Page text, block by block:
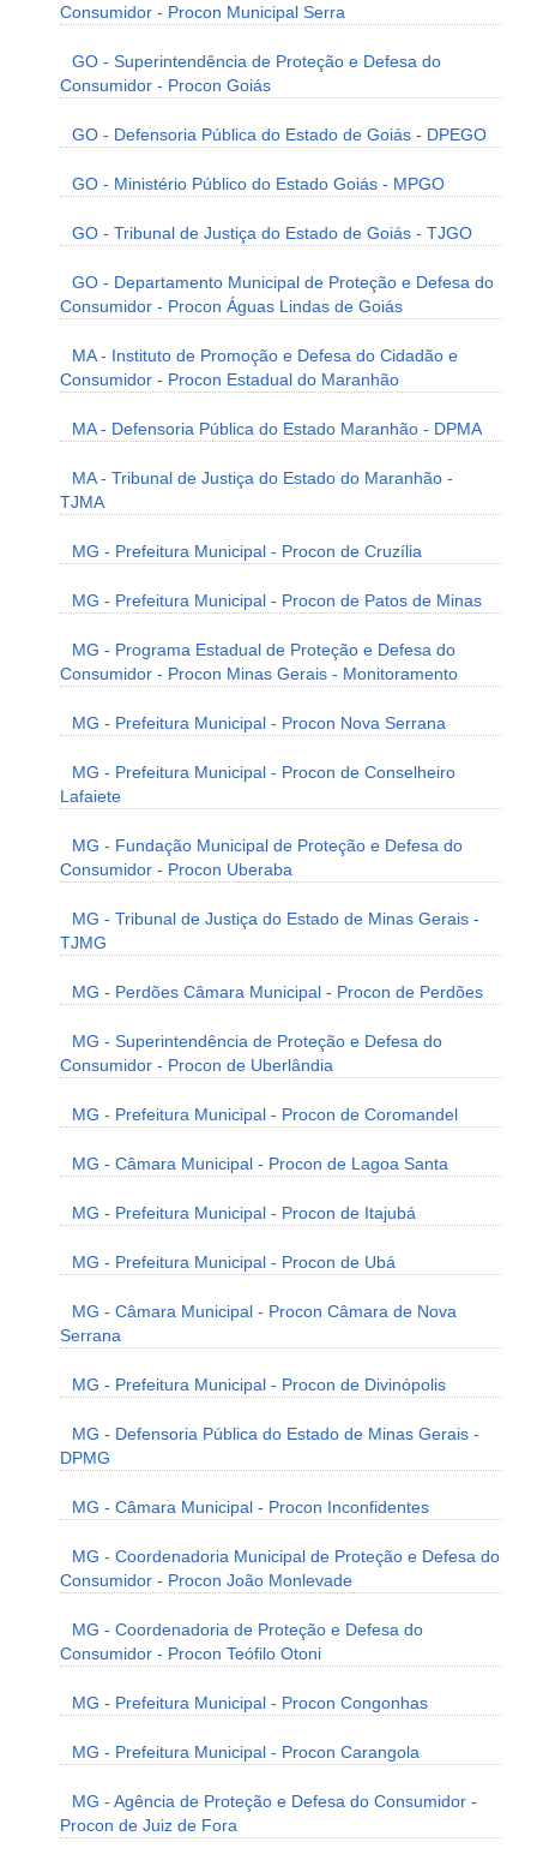
Consumidor - Procon Municipal Serra
GO - Superintendência de Proteção e Defesa do
Consumidor - Procon Goiás
GO - Defensoria Pública do Estado de Goiás - DPEGO
GO - Ministério Público do Estado Goiás - MPGO
GO - Tribunal de Justiça do Estado de Goiás - TJGO
GO - Departamento Municipal de Proteção e Defesa do
Consumidor - Procon Águas Lindas de Goiás
MA - Instituto de Promoção e Defesa do Cidadão e
Consumidor - Procon Estadual do Maranhão
MA - Defensoria Pública do Estado Maranhão - DPMA
MA - Tribunal de Justiça do Estado do Maranhão -
TJMA
MG - Prefeitura Municipal - Procon de Cruzília
MG - Prefeitura Municipal - Procon de Patos de Minas
MG - Programa Estadual de Proteção e Defesa do
Consumidor - Procon Minas Gerais - Monitoramento
MG - Prefeitura Municipal - Procon Nova Serrana
MG - Prefeitura Municipal - Procon de Conselheiro
Lafaiete
MG - Fundação Municipal de Proteção e Defesa do
Consumidor - Procon Uberaba
MG - Tribunal de Justiça do Estado de Minas Gerais -
TJMG
MG - Perdões Câmara Municipal - Procon de Perdões
MG - Superintendência de Proteção e Defesa do
Consumidor - Procon de Uberlândia
MG - Prefeitura Municipal - Procon de Coromandel
MG - Câmara Municipal - Procon de Lagoa Santa
MG - Prefeitura Municipal - Procon de Itajubá
MG - Prefeitura Municipal - Procon de Ubá
MG - Câmara Municipal - Procon Câmara de Nova
Serrana
MG - Prefeitura Municipal - Procon de Divinópolis
MG - Defensoria Pública do Estado de Minas Gerais -
DPMG
MG - Câmara Municipal - Procon Inconfidentes
MG - Coordenadoria Municipal de Proteção e Defesa do
Consumidor - Procon João Monlevade
MG - Coordenadoria de Proteção e Defesa do
Consumidor - Procon Teófilo Otoni
MG - Prefeitura Municipal - Procon Congonhas
MG - Prefeitura Municipal - Procon Carangola
MG - Agência de Proteção e Defesa do Consumidor -
Procon de Juiz de Fora